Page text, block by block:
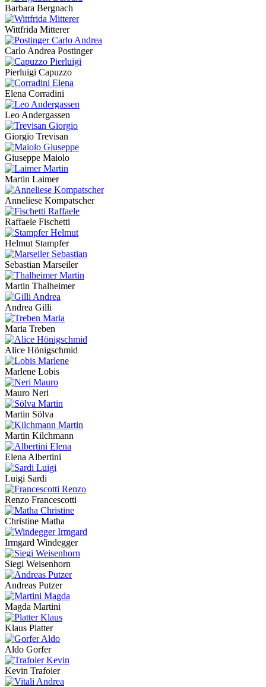
Barbara Bergnach
Wittfrida Mitterer
Carlo Andrea Postinger
Pierluigi Capuzzo
Elena Corradini
Leo Andergassen
Giorgio Trevisan
Giuseppe Maiolo
Martin Laimer
Anneliese Kompatscher
Raffaele Fischetti
Helmut Stampfer
Sebastian Marseiler
Martin Thalheimer
Andrea Gilli
Maria Treben
Alice Hönigschmid
Marlene Lobis
Mauro Neri
Martin Sölva
Martin Kilchmann
Elena Albertini
Luigi Sardi
Renzo Francescotti
Christine Matha
Irmgard Windegger
Siegi Weisenhorn
Andreas Putzer
Magda Martini
Klaus Platter
Aldo Gorfer
Kevin Trafoier